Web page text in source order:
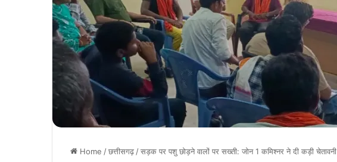
Home /छत्तीसगढ़ /सड़क पर पशु छोड़ने वालों पर सख्ती: जोन 1 कमिश्नर ने दी कड़ी चेतावनी